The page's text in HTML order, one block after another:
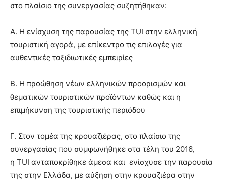
στο πλαίσιο της συνεργασίας συζητήθηκαν:
Α. H ενίσχυση της παρουσίας της TUI στην ελληνική
τουριστική αγορά, με επίκεντρο τις επιλογές για
αυθεντικές ταξιδιωτικές εμπειρίες
Β. Η προώθηση νέων ελληνικών προορισμών και
θεματικών τουριστικών προϊόντων καθώς και η
επιμήκυνση της τουριστικής περιόδου
Γ. Στον τομέα της κρουαζιέρας, στο πλαίσιο της
συνεργασίας που συμφωνήθηκε στα τέλη του 2016,
η TUI ανταποκρίθηκε άμεσα και ενίσχυσε την παρουσία
της στην Ελλάδα, με αύξηση στην κρουαζιέρα στην